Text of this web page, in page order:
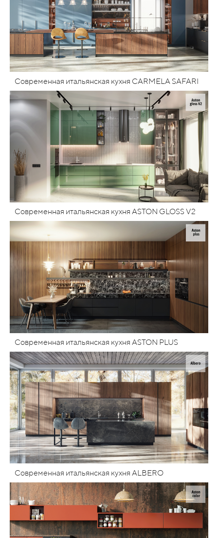
Современная итальянская кухня CARMELA SAFARI
Современная итальянская кухня ASTON GLOSS V2
Современная итальянская кухня ASTON PLUS
Современная итальянская кухня ALBERO